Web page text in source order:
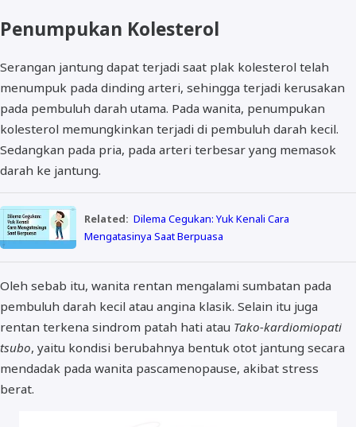
Penumpukan Kolesterol
Serangan jantung dapat terjadi saat plak kolesterol telah
menumpuk pada dinding arteri, sehingga terjadi kerusakan
pada pembuluh darah utama. Pada wanita, penumpukan
kolesterol memungkinkan terjadi di pembuluh darah kecil.
Sedangkan pada pria, pada arteri terbesar yang memasok
darah ke jantung.
Related: Dilema Cegukan: Yuk Kenali Cara
Mengatasinya Saat Berpuasa
Oleh sebab itu, wanita rentan mengalami sumbatan pada
pembuluh darah kecil atau angina klasik. Selain itu juga
rentan terkena sindrom patah hati atau Tako-kardiomiopati
tsubo, yaitu kondisi berubahnya bentuk otot jantung secara
mendadak pada wanita pascamenopause, akibat stress
berat.